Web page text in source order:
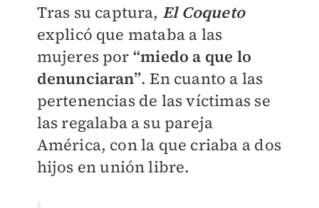
Tras su captura, El Coqueto
explicó que mataba a las
mujeres por “miedo a que lo
denunciaran”. En cuanto a las
pertenencias de las víctimas se
las regalaba a su pareja
América, con la que criaba a dos
hijos en unión libre.